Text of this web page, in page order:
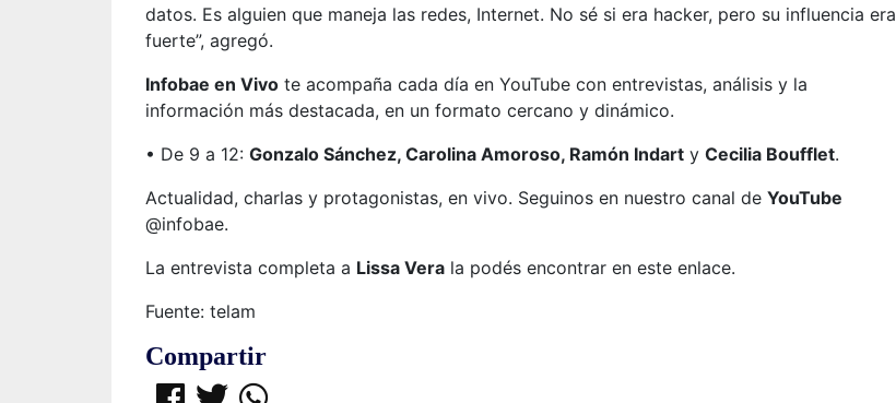
datos. Es alguien que maneja las redes, Internet. No sé si era hacker, pero su influencia era
fuerte”, agregó.
Infobae en Vivo te acompaña cada día en YouTube con entrevistas, análisis y la
información más destacada, en un formato cercano y dinámico.
• De 9 a 12: Gonzalo Sánchez, Carolina Amoroso, Ramón Indart y Cecilia Boufflet.
Actualidad, charlas y protagonistas, en vivo. Seguinos en nuestro canal de YouTube
@infobae.
La entrevista completa a Lissa Vera la podés encontrar en este enlace.
Fuente: telam
Compartir